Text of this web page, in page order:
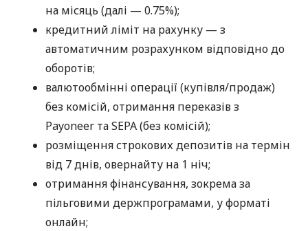
на місяць (далі — 0.75%);
кредитний ліміт на рахунку — з
автоматичним розрахунком відповідно до
оборотів;
валютообмінні операції (купівля/продаж)
без комісій, отримання переказів з
Payoneer та SEPA (без комісій);
розміщення строкових депозитів на термін
від 7 днів, овернайту на 1 ніч;
отримання фінансування, зокрема за
пільговими держпрограмами, у форматі
онлайн;